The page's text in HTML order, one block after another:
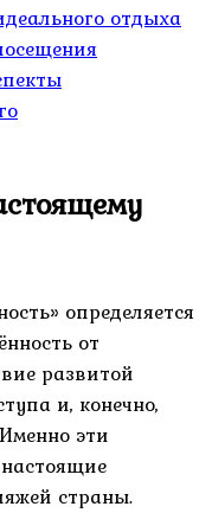
отдыха
определяется
от
развитой
и, конечно,
эти
страны.